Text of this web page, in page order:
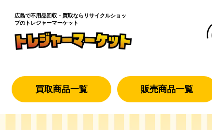
広島で不用品回収・買取なら リサイクルショッ
プのトレジャーマーケット
買取商品一覧 販売商品一覧